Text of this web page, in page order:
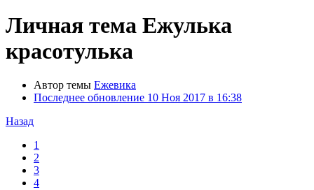
Личная тема Ежулька
красотулька
Автор темы Ежевика
Последнее обновление 10 Ноя 2017 в 16:38
Назад
1
2
3
4